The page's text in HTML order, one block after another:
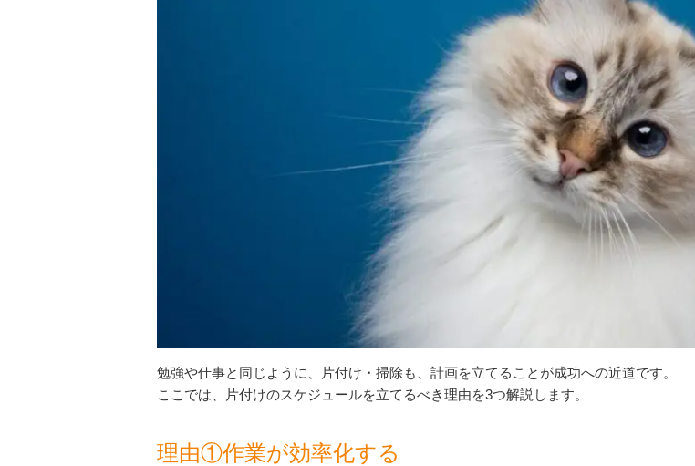
勉強や仕事と同じように、片付け・掃除も、計画を立てることが成功への近道です。
ここでは、片付けのスケジュールを立てるべき理由を3つ解説します。
理由①作業が効率化する